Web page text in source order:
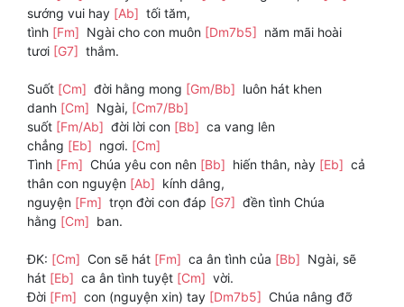
sướng vui hay [Ab] tối tăm,
tình [Fm] Ngài cho con muôn [Dm7b5] năm mãi hoài
tươi [G7] thắm.
Suốt [Cm] đời hằng mong [Gm/Bb] luôn hát khen
danh [Cm] Ngài, [Cm7/Bb]
suốt [Fm/Ab] đời lời con [Bb] ca vang lên
chẳng [Eb] ngơi. [Cm]
Tình [Fm] Chúa yêu con nên [Bb] hiến thân, này [Eb] cả
thân con nguyện [Ab] kính dâng,
nguyện [Fm] trọn đời con đáp [G7] đền tình Chúa
hằng [Cm] ban.
ĐK: [Cm] Con sẽ hát [Fm] ca ân tình của [Bb] Ngài, sẽ
hát [Eb] ca ân tình tuyệt [Cm] vời.
Đời [Fm] con (nguyện xin) tay [Dm7b5] Chúa nâng đỡ